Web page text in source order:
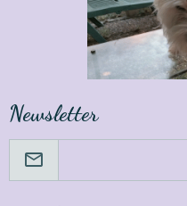
Newsletter